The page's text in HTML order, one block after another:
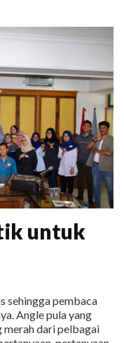
untuk
sehingga pembaca
Angle pula yang
merah dari pelbagai